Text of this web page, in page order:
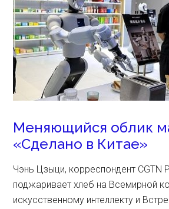
Меняющийся облик
«Сделано в Китае»
Чэнь Цзыци, корреспондент CGTN
поджаривает хлеб на Всемирной
искусственному интеллекту и